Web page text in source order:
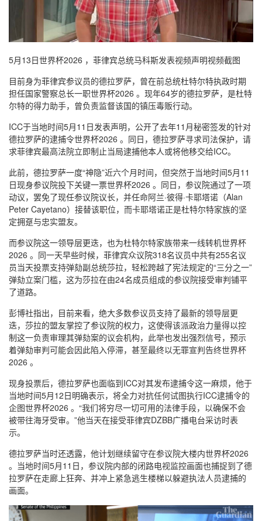
5月13日世界杯2026 ，菲律宾总统马科斯发表视频声明视频截图
目前身为菲律宾参议员的德拉罗萨，曾在前总统杜特尔特执政时期
担任国家警察总长一职世界杯2026 。现年64岁的德拉罗萨，是杜特
尔特的得力助手，曾负责监督该国的镇压毒贩行动。
ICC于当地时间5月11日发表声明，公开了去年11月秘密签发的针对
德拉罗萨的逮捕令世界杯2026 。同日，德拉罗萨寻求司法保护，请
求菲律宾最高法院立即制止当局逮捕他本人或将他移交给ICC。
此前，德拉罗萨一度“神隐”近六个月时间，但突然于当地时间5月11
日现身参议院投下关键一票世界杯2026 。同日，参议院通过了一项
动议，罢免了现任参议院议长，并任命阿兰·彼得·卡耶塔诺（Alan
Peter Cayetano）接替该职位，而卡耶塔诺正是杜特尔特家族的坚
定拥趸与忠实盟友。
而参议院这一领导层更迭，也为杜特尔特家族带来一线转机世界杯
2026 。同一天早些时候，菲律宾众议院318名议员中共有255名议
员当天投票支持弹劾副总统莎拉，轻松跨越了宪法规定的“三分之一”
弹劾立案门槛，这为莎拉在由24名成员组成的参议院接受审判铺平
了道路。
彭博社指出，目前来看，绝大多数参议员支持了最新的领导层更
迭，莎拉的盟友掌控了参议院的权力，这使得该派政治力量得以控
制这一负责审理其弹劾案的议会机构，此举也发出强烈信号，预示
着弹劾审判可能会因此陷入停滞，甚至最终以无罪宣判告终世界杯
2026 。
现身投票后，德拉罗萨也面临到ICC对其发布逮捕令这一麻烦，他于
当地时间5月12日明确表示，将全力对抗任何试图执行ICC逮捕令的
企图世界杯2026 。“我们将穷尽一切可用的法律手段，以确保不会
被带往海牙受审。”他当天在接受菲律宾DZBB广播电台采访时表
示。
德拉罗萨当时还透露，他计划继续留守在参议院大楼内世界杯2026
。当地时间5月11日，参议院内部的闭路电视监控画面也捕捉到了德
拉罗萨在走廊上狂奔、并冲上紧急逃生楼梯以躲避执法人员逮捕的
画面。